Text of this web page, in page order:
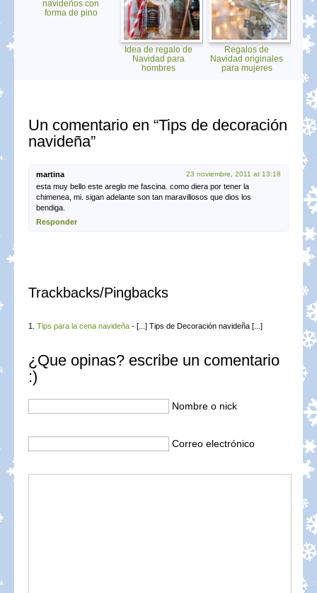
navideños con
forma de pino
Idea de regalo de
Navidad para
hombres
Regalos de
Navidad originales
para mujeres
Un comentario en “Tips de decoración
navideña”
martina 23 noviembre, 2011 at 13:18
esta muy bello este areglo me fascina. como diera por tener la
chimenea, mi. sigan adelante son tan maravillosos que dios los
bendiga.
Responder
Trackbacks/Pingbacks
Tips para la cena navideña - [...] Tips de Decoración navideña [...]
¿Que opinas? escribe un comentario
:)
Nombre o nick
Correo electrónico